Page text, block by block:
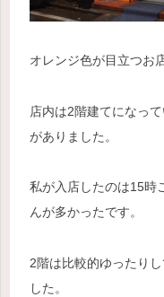
オレンジ色が目立つお
店内は2階建てになっ
がありました。
私が入店したのは15時
んが多かったです。
2階は比較的ゆったり
した。